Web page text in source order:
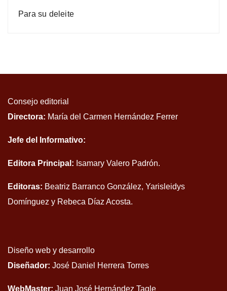
Para su deleite
Consejo editorial
Directora: María del Carmen Hernández Ferrer
Jefe del Informativo:
Editora Principal: Isamary Valero Padrón.
Editoras: Beatriz Barranco González, Yarisleidys
Domínguez y Rebeca Díaz Acosta.
Diseño web y desarrollo
Diseñador: José Daniel Herrera Torres
WebMaster: Juan José Hernández Tagle